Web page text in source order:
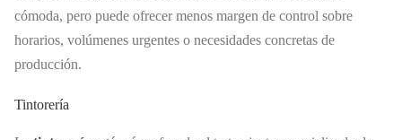
cómoda, pero puede ofrecer menos margen de control sobre
horarios, volúmenes urgentes o necesidades concretas de
producción.
Tintorería